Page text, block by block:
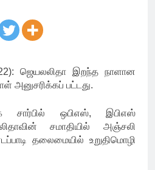
ஜெயலலிதா இறந்த நாளான
அனுசரிக்கப் பட்டது.
சார்பில் ஒபிஎஸ், இபிஎஸ்
சமாதியில் அஞ்சலி
தலைமையில் உறுதிமொழி